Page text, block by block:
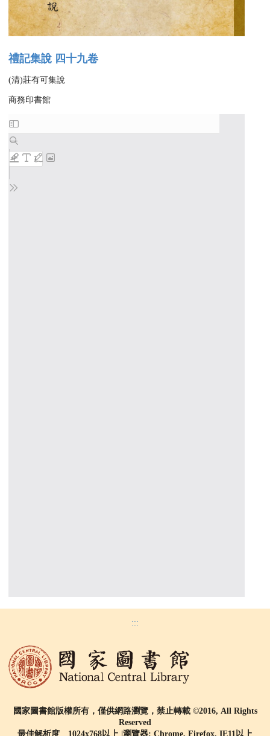
禮記集說 四十九卷
(清)莊有可集說
商務印書館
:::
國家圖書館版權所有，僅供網路瀏覽，禁止轉載 ©2016, All Rights
Reserved
最佳解析度 1024x768以上 |瀏覽器: Chrome, Firefox, IE11以上